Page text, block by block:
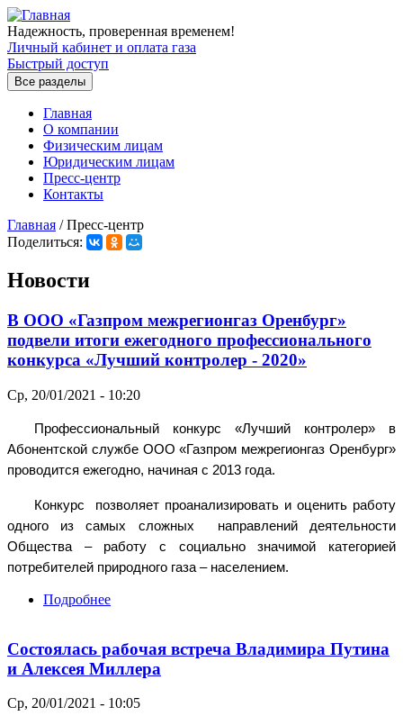
Перейти к основному содержанию
Надежность, проверенная временем!
Личный кабинет и оплата газа
Быстрый доступ
Все разделы
Главная
О компании
Физическим лицам
Юридическим лицам
Пресс-центр
Контакты
Вы здесь
Главная / Пресс-центр
Поделиться:
Новости
В ООО «Газпром межрегионгаз Оренбург»
подвели итоги ежегодного профессионального
конкурса «Лучший контролер - 2020»
Ср, 20/01/2021 - 10:20
Профессиональный конкурс «Лучший контролер» в
Абонентской службе ООО «Газпром межрегионгаз Оренбург»
проводится ежегодно, начиная с 2013 года.
Конкурс позволяет проанализировать и оценить работу
одного из самых сложных направлений деятельности
Общества – работу с социально значимой категорией
потребителей природного газа – населением.
Подробнее
Состоялась рабочая встреча Владимира Путина
и Алексея Миллера
Ср, 20/01/2021 - 10:05